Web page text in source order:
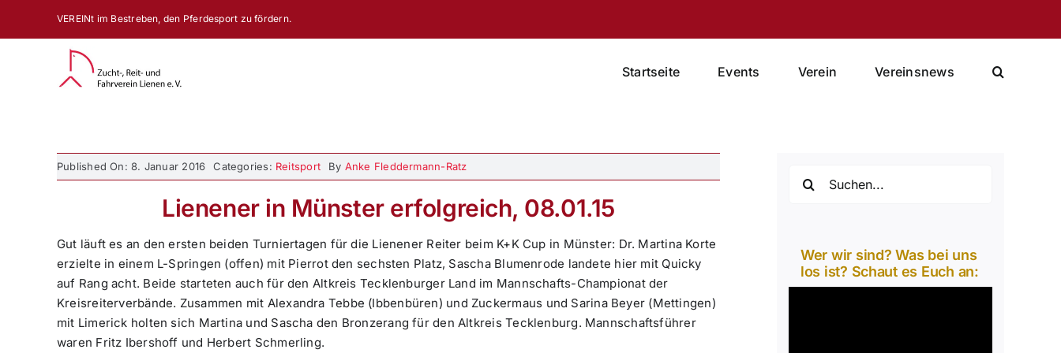
VEREINt im Bestreben, den Pferdesport zu fördern.
Startseite Events Verein Vereinsnews
Published On: 8. Januar 2016 Categories: Reitsport By Anke Fleddermann-Ratz
Lienener in Münster erfolgreich, 08.01.15
Gut läuft es an den ersten beiden Turniertagen für die Lienener Reiter beim K+K Cup in Münster: Dr. Martina Korte
erzielte in einem L-Springen (offen) mit Pierrot den sechsten Platz, Sascha Blumenrode landete hier mit Quicky
auf Rang acht. Beide starteten auch für den Altkreis Tecklenburger Land im Mannschafts-Championat der
Kreisreiterverbände. Zusammen mit Alexandra Tebbe (Ibbenbüren) und Zuckermaus und Sarina Beyer (Mettingen)
mit Limerick holten sich Martina und Sascha den Bronzerang für den Altkreis Tecklenburg. Mannschaftsführer
waren Fritz Ibershoff und Herbert Schmerling.
nach:
Wer wir sind? Was bei uns
los ist? Schaut es Euch an: